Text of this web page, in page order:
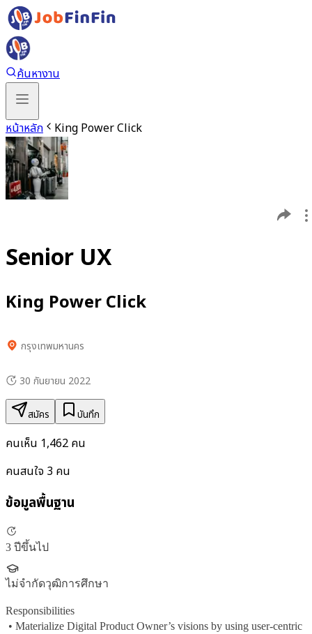
ค้นหางาน
หน้าหลัก King Power Click
Senior UX
King Power Click
กรุงเทพมหานคร
30 กันยายน 2022
สมัคร บันทึก
คนเห็น 1,462 คน
คนสนใจ 3 คน
ข้อมูลพื้นฐาน
3 ปีขึ้นไป
ไม่จำกัดวุฒิการศึกษา
Responsibilities